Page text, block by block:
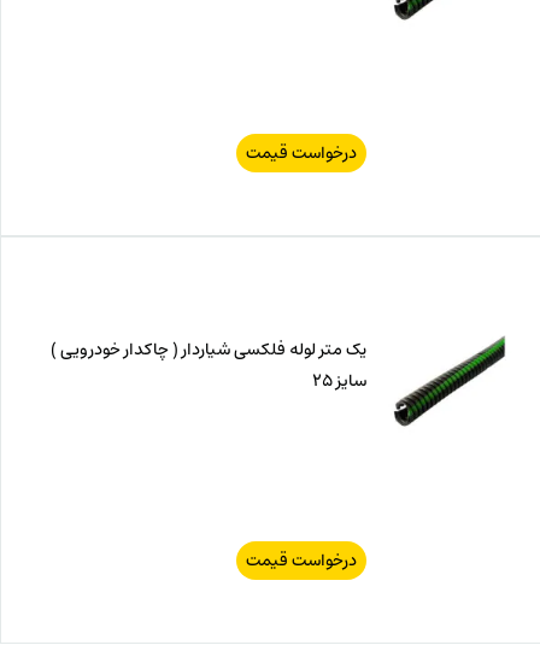
درخواست قیمت
یک متر لوله فلکسی شیاردار ( چاکدار خودرویی )
سایز 25
درخواست قیمت